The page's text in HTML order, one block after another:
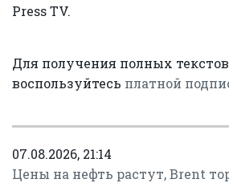
Press TV.
Для получения полных
воспользуйтесь платной
07.08.2026, 21:14
Цены на нефть растут, Brent